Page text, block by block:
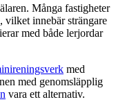
Många fastigheter
vilket innebär strängare
med både lerjordar
med
med genomsläpplig
vara ett alternativ.